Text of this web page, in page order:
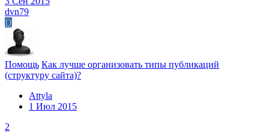
dvn79
D
Помощь Как лучше организовать типы публикаций
(структуру сайта)?
Attyla
1 Июл 2015
2